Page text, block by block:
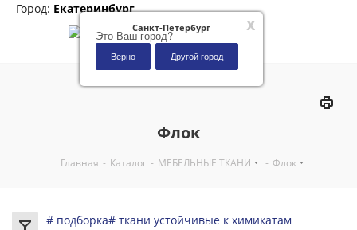
x
Санкт-Петербург
Это Ваш город?
Верно Другой город
Город: Екатеринбург
Флок
Главная - Каталог - МЕБЕЛЬНЫЕ ТКАНИ - Флок
# подборка# ткани устойчивые к химикатам